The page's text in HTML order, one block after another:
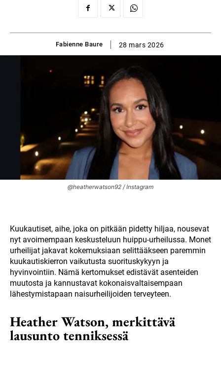
Fabienne Baure 28 mars 2026
@heatherwatson92 / Instagram
Kuukautiset, aihe, joka on pitkään pidetty hiljaa, nousevat
nyt avoimempaan keskusteluun huippu-urheilussa. Monet
urheilijat jakavat kokemuksiaan selittääkseen paremmin
kuukautiskierron vaikutusta suorituskykyyn ja
hyvinvointiin. Nämä kertomukset edistävät asenteiden
muutosta ja kannustavat kokonaisvaltaisempaan
lähestymistapaan naisurheilijoiden terveyteen.
Heather Watson, merkittävä
lausunto tenniksessä